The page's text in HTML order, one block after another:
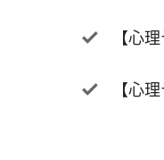
【心
【心